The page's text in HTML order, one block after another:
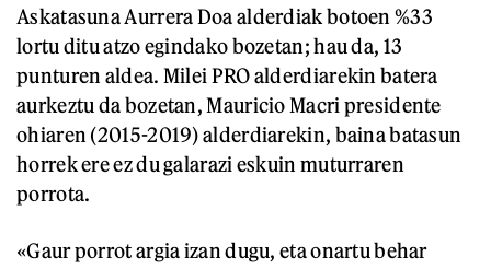
Askatasuna Aurrera Doa alderdiak botoen %33
lortu ditu atzo egindako bozetan; hau da, 13
punturen aldea. Milei PRO alderdiarekin batera
aurkeztu da bozetan, Mauricio Macri presidente
ohiaren (2015-2019) alderdiarekin, baina batasun
horrek ere ez du galarazi eskuin muturraren
porrota.
«Gaur porrot argia izan dugu, eta onartu behar